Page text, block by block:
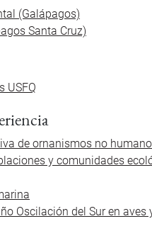
(Galápagos)
Santa Cruz)
USFQ
de ornanismos no
y comunidades
Oscilación del Sur en